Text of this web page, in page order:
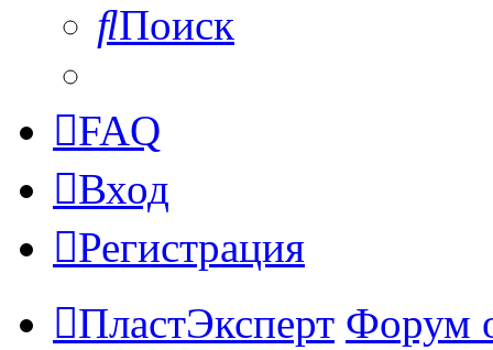
Поиск
FAQ
Вход
Регистрация
ПластЭксперт Форум